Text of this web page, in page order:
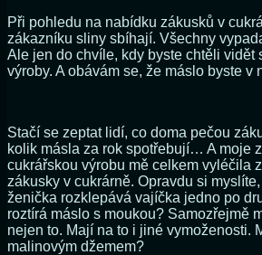
Při pohledu na nabídku zákusků v
zákazníku sliny sbíhají. Všechny
Ale jen do chvíle, kdy byste chtěli vidět
výroby. A obávám se, že máslo byste v
Stačí se zeptat lidí, co doma pečou
kolik másla za rok spotřebují… A moje
cukrářskou výrobu mě celkem vyléčila
zákusky v cukrárně. Opravdu si
ženička rozklepává vajíčka jedno po
roztírá máslo s moukou? Samozřejmě
nejen to. Mají na to i jiné vymoženosti.
malinovým džemem?